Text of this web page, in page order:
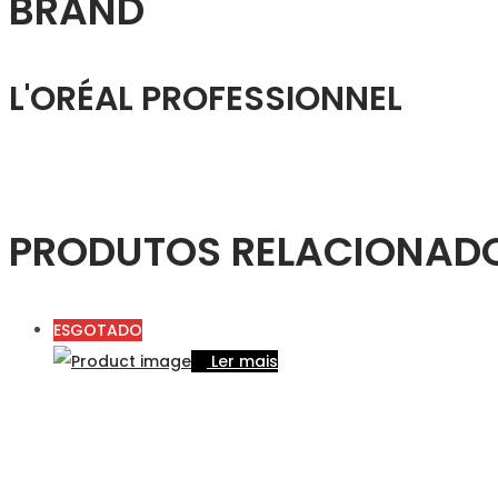
L'ORÉAL PROFESSIONNEL
PRODUTOS
ESGOTADO
Ler mais